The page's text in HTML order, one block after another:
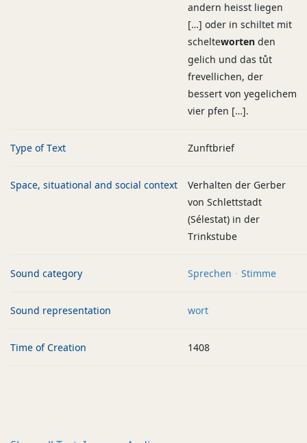
andern heisst liegen
[…] oder in schiltet mit
schelteworten den
gelich und das tůt
frevellichen, der
bessert von yegelichem
vier pfen […].
Type of Text Zunftbrief
Space, situational and social context
Verhalten der Gerber
von Schlettstadt
(Sélestat) in der
Trinkstube
Sound category Sprechen Stimme
Sound representation wort
Time of Creation 1408